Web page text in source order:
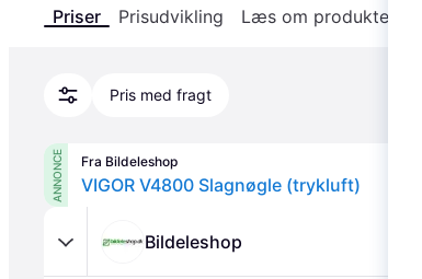
Priser Prisudvikling Læs om produktet
Pris med fragt
ANNONCE Fra Bildeleshop
VIGOR V4800 Slagnøgle (trykluft)
Bildeleshop